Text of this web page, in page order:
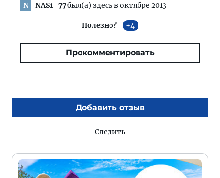
N NAS1_77был(а) здесь в октябре 2013
Полезно? 4
Прокомментировать
Добавить отзыв
Следить